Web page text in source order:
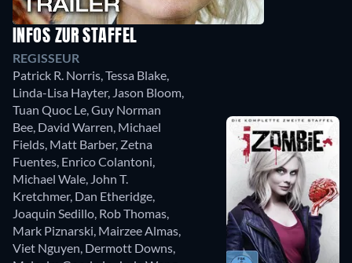
INFOS ZUR STAFFEL
REGISSEUR
Patrick R. Norris Tessa Blake
Linda-Lisa Hayter, Jason Bloom
Tuan Quoc Le Guy Norman
Bee David Warren Michael
Fields Matt Barber, Zetna
Fuentes Enrico Colantoni
Michael Wale John T.
Kretchmer, Dan Etheridge
Joaquin Sedillo Rob Thomas
Mark Piznarski Mairzee Almas
Viet Nguyen Dermott Downs